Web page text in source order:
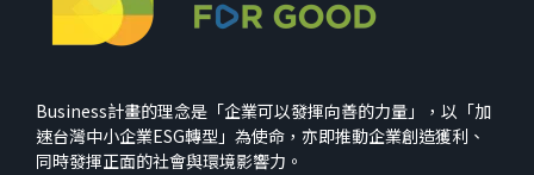
Business計畫的理念是「企業可以發揮向善的力量」，以「加
速台灣中小企業ESG轉型」為使命，亦即推動企業創造獲利、
同時發揮正面的社會與環境影響力。